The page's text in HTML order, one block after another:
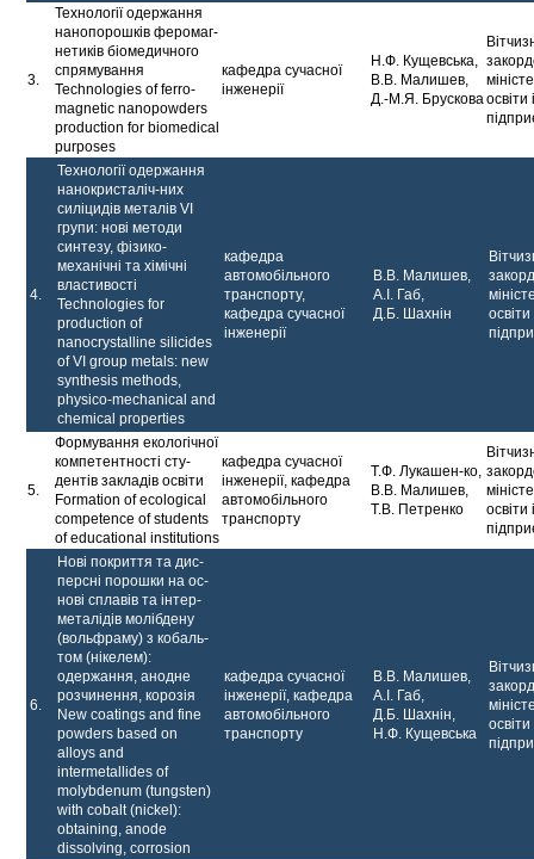
3.
Технології одержання
нанопорошків феромаг­
нетиків біомедичного
спрямування
Technologies of ferro­
magnetic nanopowders
production for biomedi­cal
purposes
кафедра сучасної
інженерії
Н.Ф. Кущевська,
В.В. Малишев,
Д.-М.Я. Брусковаосвіти
4.
Технології одержання
нанокристаліч-них
силі­цидів металів VI
групи: нові методи
синтезу, фізико-
механічні та хімічні
властивості
Technologies for
produc­tion of
nanocrystalline si­licides
of VI group me­tals: new
synthesis me­thods,
physico-mechani­cal and
chemical proper­ties
кафедра
автомобільного
транспорту,
кафедра сучасної
інженерії
В.В. Малишев,
А.І. Габ,
Д.Б. Шахнін
5.
Формування екологіч­ної
компетентності сту­
дентів закладів освіти
Formation of ecological
competence of students
of educational instituti­ons
кафедра сучасної
інженерії, кафедра
автомобільного
транспорту
Т.Ф. Лукашен-ко,
В.В. Малишев,
Т.В. Петренко
освіти
6.
Нові покриття та дис­
персні порошки на ос­
нові сплавів та інтер­
металідів молібдену
(вольфраму) з кобаль­
том (нікелем):
одержан­ня, анодне
розчинення, корозія
New coatings and fine
powders based on
alloys and
intermetallides of
molybdenum (tungsten)
with cobalt (nickel):
obtaining, anode
dissolving, corrosion
кафедра сучасної
інженерії, кафедра
автомобільного
транспорту
В.В. Малишев,
А.І. Габ,
Д.Б. Шахнін,
Н.Ф. Кущевська